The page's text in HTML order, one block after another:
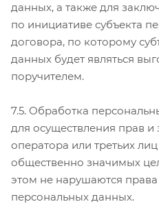
данных, а также для
по инициативе субъекта
договора, по которому
данных будет являться
поручителем.
7.5. Обработка
для осуществления прав и
оператора или третьих
общественно значимых
этом не нарушаются
персональных данных.